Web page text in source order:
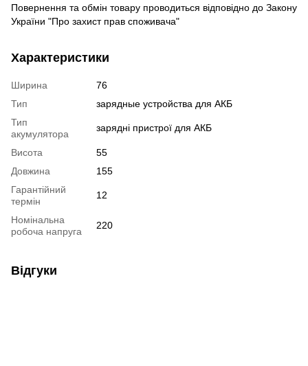
Повернення та обмін товару проводиться відповідно до Закону
України "Про захист прав споживача"
Характеристики
Ширина
76
Тип
зарядные устройства для АКБ
Тип
акумулятора
зарядні пристрої для АКБ
Висота
55
Довжина
155
Гарантійний
термін
12
Номінальна
робоча напруга
220
Відгуки